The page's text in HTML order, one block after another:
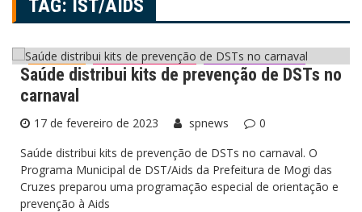
TAG: IST/AIDS
Cidades Mogi das Cruzes Últimas Notícias
Saúde distribui kits de prevenção de DSTs no
carnaval
17 de fevereiro de 2023 spnews
0
Saúde distribui kits de prevenção de DSTs no carnaval. O
Programa Municipal de DST/Aids da Prefeitura de Mogi das
Cruzes preparou uma programação especial de orientação e
prevenção à Aids